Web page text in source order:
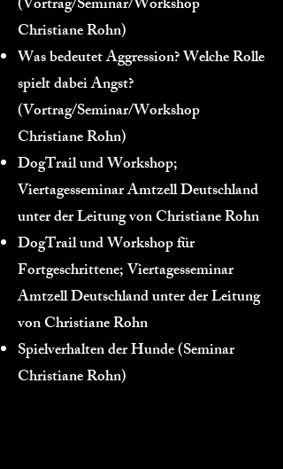
(Vortrag/Seminar/Workshop
Christiane Rohn)
Was bedeutet Aggression? Welche Rolle
spielt dabei Angst?
(Vortrag/Seminar/Workshop
Christiane Rohn)
DogTrail und Workshop;
Viertagesseminar Amtzell Deutschland
unter der Leitung von Christiane Rohn
DogTrail und Workshop für
Fortgeschrittene; Viertagesseminar
Amtzell Deutschland unter der Leitung
von Christiane Rohn
Spielverhalten der Hunde (Seminar
Christiane Rohn)